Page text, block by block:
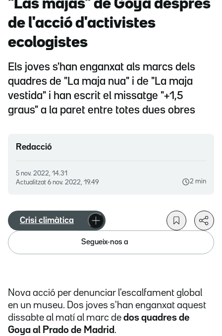
"Las majas" de Goya després
de l'acció d'activistes
ecologistes
Els joves s'han enganxat als marcs dels
quadres de "La maja nua" i de "La maja
vestida" i han escrit el missatge "+1,5
graus" a la paret entre totes dues obres
Redacció
5 nov. 2022, 14.31
Actualitzat 6 nov. 2022, 19.49 2 min
Crisi climàtica
Segueix-nos a
Nova acció per denunciar l'escalfament global
en un museu. Dos joves s'han enganxat aquest
dissabte al matí al marc de dos quadres de
Goya al Prado de Madrid .